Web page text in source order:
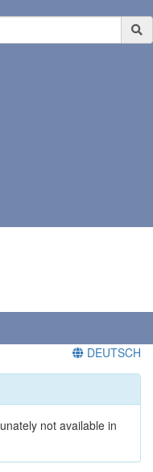
DEUTSCH
not available in